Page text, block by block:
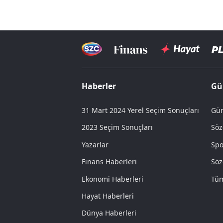
Haberler
31 Mart 2024 Yerel Seçim Sonuçları
2023 Seçim Sonuçları
Yazarlar
Finans Haberleri
Ekonomi Haberleri
Hayat Haberleri
Dünya Haberleri